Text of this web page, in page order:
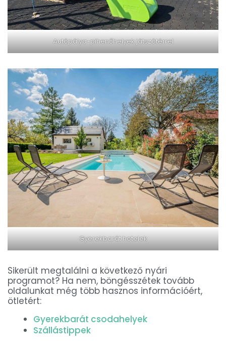
Autópálya-pihenőhelyek játszótérrel
Gyerekbarát hotelek
Sikerült megtalálni a következő nyári
programot? Ha nem, böngésszétek tovább
oldalunkat még több hasznos információért,
ötletért:
Gyerekbarát csodahelyek
Szállástippek